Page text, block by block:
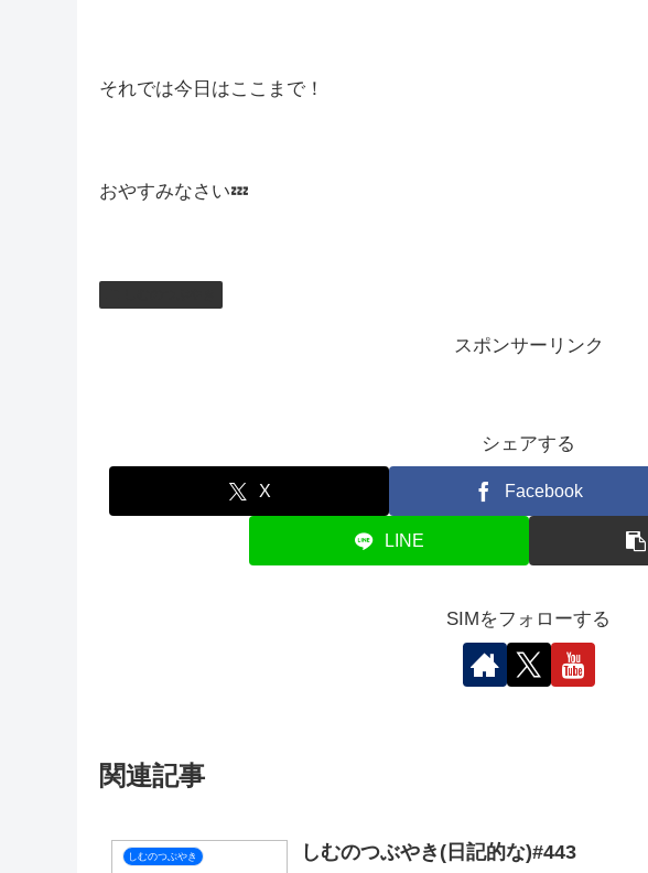
それでは今日はここまで！
おやすみなさい💤
スポンサーリンク
シェアする
X Facebook
LINE
SIMをフォローする
関連記事
しむのつぶやき しむのつぶやき(日記的な)#443